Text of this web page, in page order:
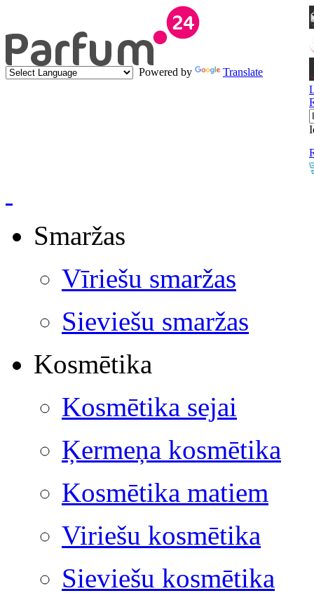
Powered by
Translate
Smaržas
Vīriešu smaržas
Sieviešu smaržas
Kosmētika
Kosmētika sejai
Ķermeņa kosmētika
Kosmētika matiem
Viriešu kosmētika
Sieviešu kosmētika